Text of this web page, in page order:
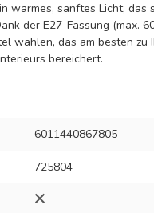
sanftes Licht, das
der E27-Fassung (max.
wählen, das am besten zu
bereichert.
6011440867805
725804